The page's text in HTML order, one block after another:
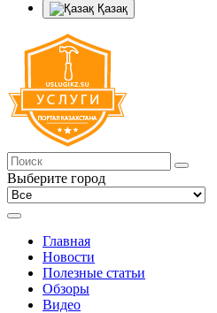
Қазақ
Выберите город
Главная
Новости
Полезные статьи
Обзоры
Видео